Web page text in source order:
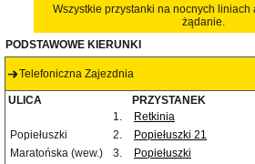
Wszystkie przystanki na nocnych liniach
żądanie.
PODSTAWOWE KIERUNKI
Telefoniczna Zajezdnia
ULICA PRZYSTANEK
1.
Retkinia
Popiełuszki
2. Popiełuszki 21
Maratońska (wew.)
3. Popiełuszki